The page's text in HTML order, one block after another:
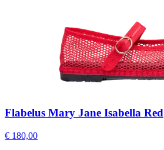
Flabelus Mary Jane Isabella Red
€ 180,00